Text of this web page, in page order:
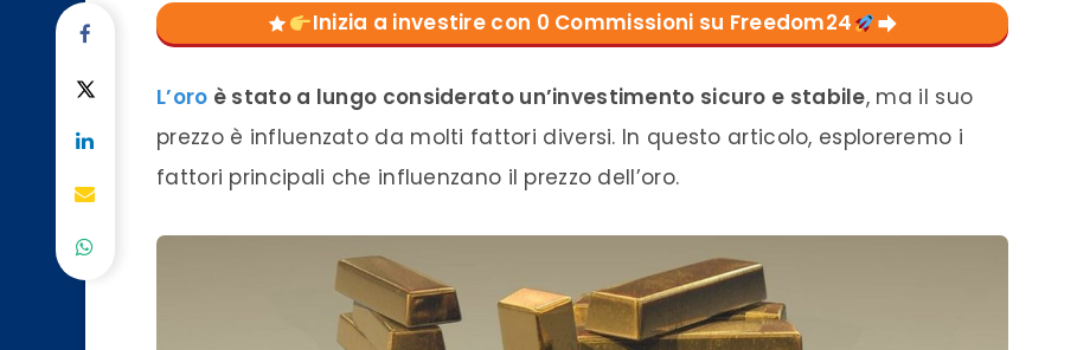
Inizia a investire con 0 Commissioni su Freedom24
L’oro è stato a lungo considerato un’investimento sicuro e stabile, ma il suo
prezzo è influenzato da molti fattori diversi. In questo articolo, esploreremo i
fattori principali che influenzano il prezzo dell’oro.